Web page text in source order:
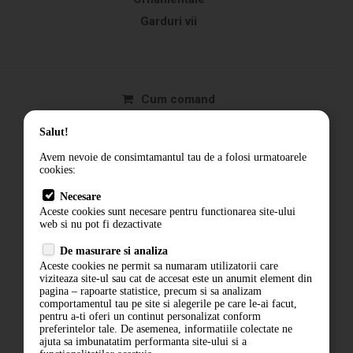
Garduri vii
Cum comand
Termeni si conditii
ANPC
Termeni si conditii
Politica de confidentialitate
ANPC
Salut!
Avem nevoie de consimtamantul tau de a folosi urmatoarele
cookies:
Necesare
Aceste cookies sunt necesare pentru functionarea site-ului
web si nu pot fi dezactivate
De masurare si analiza
Aceste cookies ne permit sa numaram utilizatorii care
viziteaza site-ul sau cat de accesat este un anumit element din
pagina – rapoarte statistice, precum si sa analizam
comportamentul tau pe site si alegerile pe care le-ai facut,
pentru a-ti oferi un continut personalizat conform
preferintelor tale. De asemenea, informatiile colectate ne
ajuta sa imbunatatim performanta site-ului si a